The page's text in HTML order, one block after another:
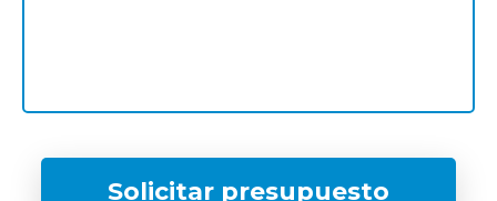
Solicitar presupuesto